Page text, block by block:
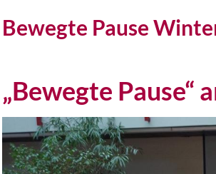
Bewegte Pause
„Bewegte Pause“